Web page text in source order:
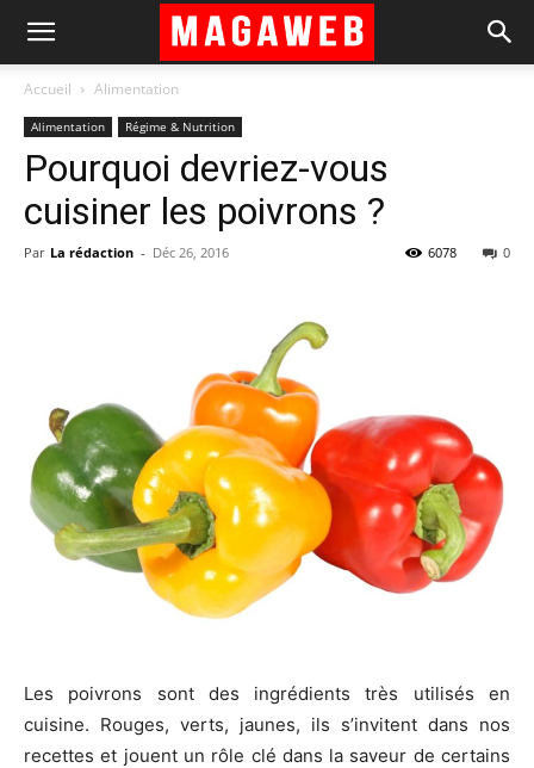
Accueil Alimentation
Alimentation Régime & Nutrition
Pourquoi devriez-vous
cuisiner les poivrons ?
Par La rédaction - Déc 26, 2016 0
6078
Les poivrons sont des ingrédients très utilisés en
cuisine. Rouges, verts, jaunes, ils s’invitent dans nos
recettes et jouent un rôle clé dans la saveur de certains